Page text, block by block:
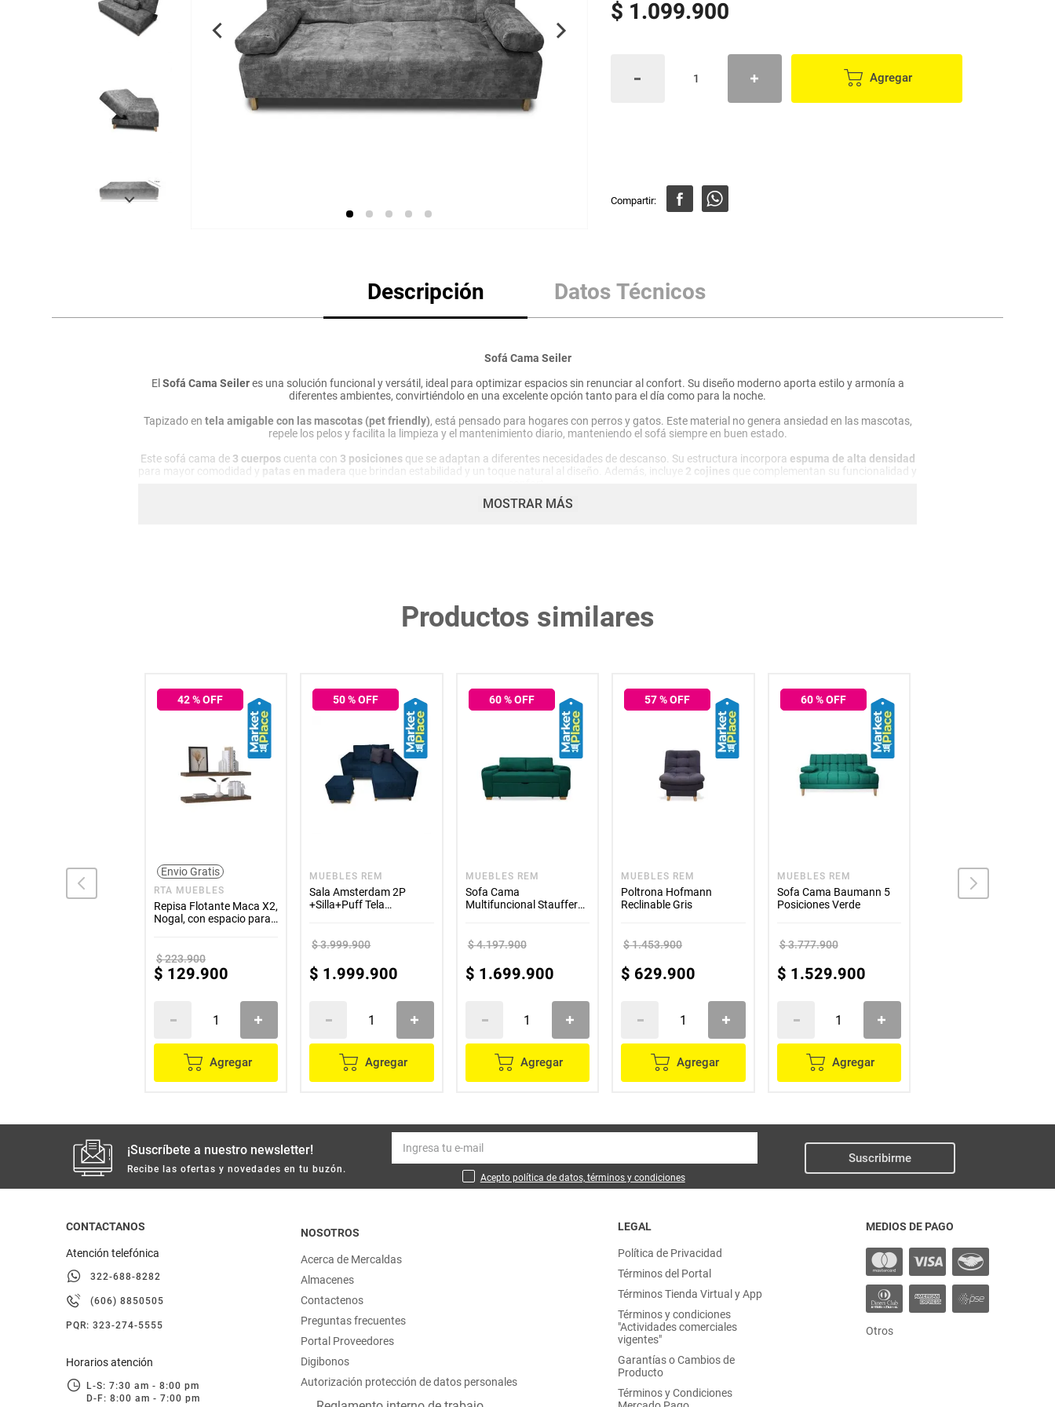
vinos y licores
mascotas
otros
$ 1.099.900
Agregar
Descripción Datos Técnicos
Sofá Cama Seiler
El Sofá Cama Seileres una solución funcional y versátil, ideal para optimizar espacios sin renunciar al confort. Su diseño moderno aporta estilo y armonía a
diferentes ambientes, convirtiéndolo en una excelente opción tanto para el día como para la noche.
Tapizado en tela amigable con las mascotas (pet friendly), está pensado para hogares con perros y gatos. Este material no genera ansiedad en las mascotas,
repele los pelos y facilita la limpieza y el mantenimiento diario, manteniendo el sofá siempre en buen estado.
Este sofá cama de 3 cuerposcuenta con 3 posicionesque se adaptan a diferentes necesidades de descanso. Su estructura incorpora espuma de alta densidad
para mayor comodidad y patas en madera que brindan estabilidad y un toque natural al diseño. Además, incluye 2 cojines que complementan su funcionalidad y
Características principales:
Espuma de alta densidad
Incluye: 2 cojines
Cuidados y recomendaciones
Limpie con un paño suave usando agua y jabón.
Evite el uso de productos químicos o abrasivos para preservar el tapizado.
No exponga el sofá cama directamente a la luz solar.
Elimine el polvo periódicamente con un paño seco o aspiradora sin cepillos de cerdas duras.
Calidad y garantía
Todos nuestros productos son fabricados desde cero, garantizando altos estándares de calidad y atención al detalle. Las imágenes corresponden a productos
reales; los colores pueden variar según la configuración de tu pantalla.
MOSTRAR MÁS
Productos similares
Cama Portmann
Envio Gratis
42% OFF
RTA MUEBLES
Repisa Flotante Maca X2,
Nogal, con espacio para
$223.900
$ 129.900
Agregar
50% OFF
MUEBLES REM
Sala Amsterdam 2P
+Silla+Puff Tela
$3.999.900
$ 1.999.900
Agregar
60% OFF
MUEBLES REM
Sofa Cama
Multifuncional Stauffer
$4.197.900
$ 1.699.900
Agregar
57% OFF
MUEBLES REM
Poltrona Hofmann
Reclinable Gris
$1.453.900
$ 629.900
Agregar
60% OFF
MUEBLES REM
Sofa Cama Baumann 5
Posiciones Verde
$3.777.900
$ 1.529.900
Agregar
MUEBLES REM
Sofa Cama Hauser 3
¡Suscríbete a nuestro newsletter!
Recibe las ofertas y novedades en tu buzón.
Acepto política de datos, términos y condiciones
Suscribirme
CONTACTANOS
Atención telefónica
322-688-8282
(606) 8850505
PQR: 323-274-5555
Horarios atención
L-S: 7:30 am - 8:00 pm
D-F: 8:00 am - 7:00 pm
NOSOTROS
Acerca de Mercaldas
Almacenes
Contactenos
Preguntas frecuentes
Portal Proveedores
Digibonos
Autorización protección de datos personales
LEGAL
Política de Privacidad
Términos del Portal
Términos Tienda Virtual y App
Términos y condiciones
"Actividades comerciales
vigentes"
Garantías o Cambios de
Producto
Términos y Condiciones
MEDIOS DE PAGO
Otros
Mantequilla